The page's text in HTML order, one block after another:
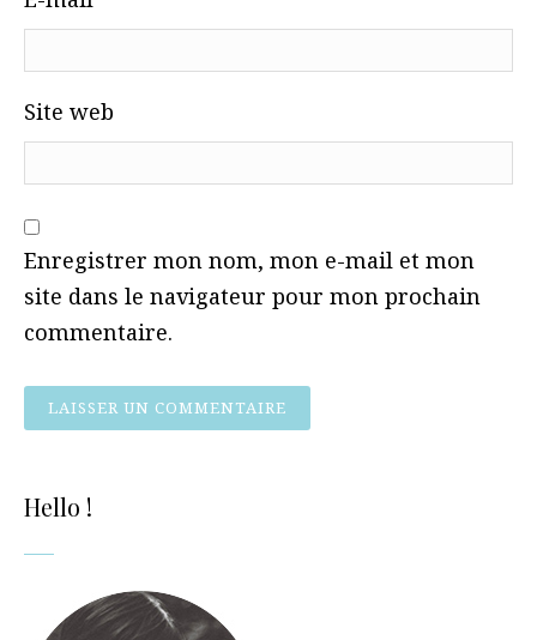
Site web
Enregistrer mon nom, mon e-mail et mon
site dans le navigateur pour mon prochain
commentaire.
Hello !